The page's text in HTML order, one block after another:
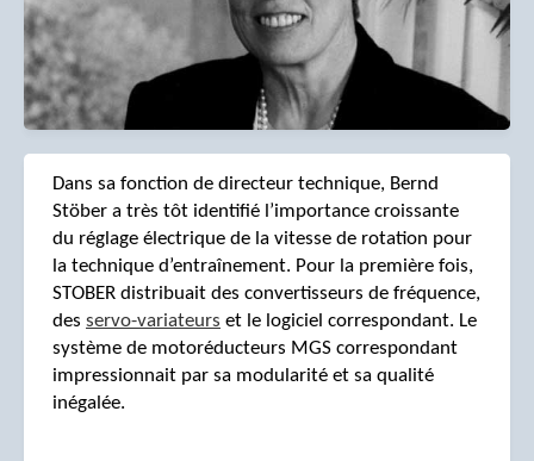
Dans sa fonction de directeur technique, Bernd
Stöber a très tôt identifié l’importance croissante
du réglage électrique de la vitesse de rotation pour
la technique d’entraînement. Pour la première fois,
STOBER distribuait des convertisseurs de fréquence,
des servo-variateurs et le logiciel correspondant. Le
système de motoréducteurs MGS correspondant
impressionnait par sa modularité et sa qualité
inégalée.